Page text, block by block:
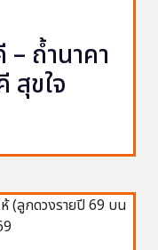
– ถ้ำนาคา
สุขใจ